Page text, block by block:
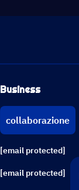
Business
collaborazione
[email protected]
[email protected]